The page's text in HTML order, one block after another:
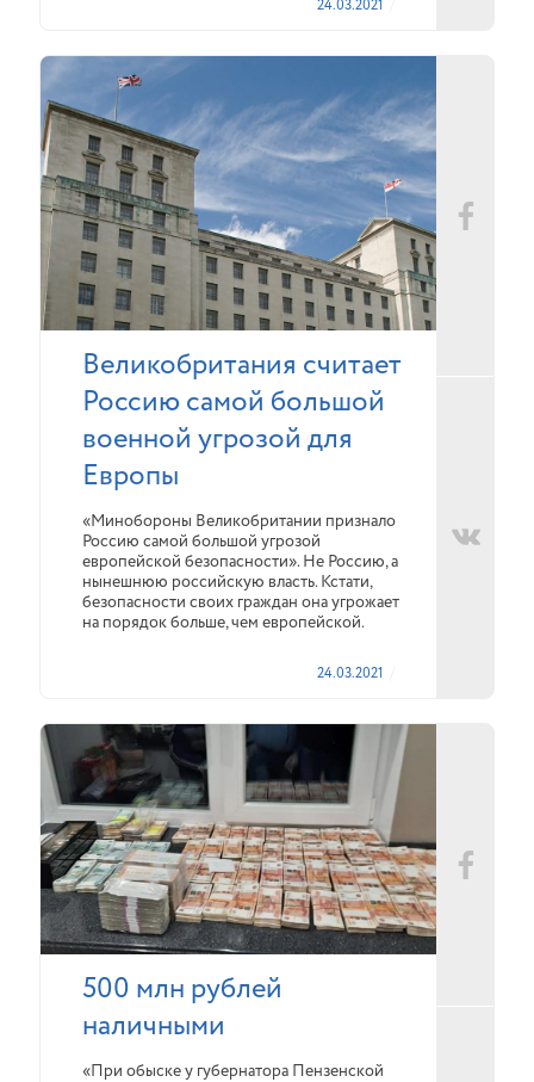
24.03.2021
Великобритания считает
Россию самой большой
военной угрозой для
Европы
«Минобороны Великобритании признало
Россию самой большой угрозой
европейской безопасности». Не Россию, а
нынешнюю российскую власть. Кстати,
безопасности своих граждан она угрожает
на порядок больше, чем европейской.
24.03.2021
500 млн рублей
наличными
«При обыске у губернатора Пензенской